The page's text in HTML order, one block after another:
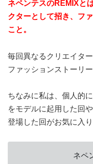
ネペンテスのREMIXと
クターとして招き、フ
こと。
毎回異なるクリエイタ
ファッションストーリ
ちなみに私は、個人的
をモデルに起用した回
登場した回がお気に入り
ネペ